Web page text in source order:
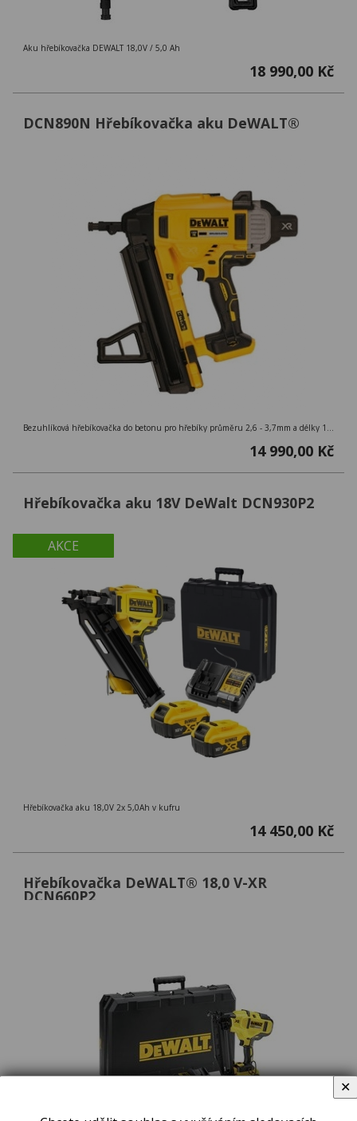
Aku hřebíkovačka DEWALT 18,0V / 5,0 Ah
18 990,00 Kč
DCN890N Hřebíkovačka aku DeWALT®
Bezuhlíková hřebíkovačka do betonu pro hřebíky průměru 2,6 - 3,7mm a délky 13 - 57mm, bez baterie a nabíječky
14 990,00 Kč
AKCE
Hřebíkovačka aku 18V DeWalt DCN930P2
Hřebíkovačka aku 18,0V 2x 5,0Ah v kufru
14 450,00 Kč
Hřebíkovačka DeWALT® 18,0 V-XR
DCN660P2
✕